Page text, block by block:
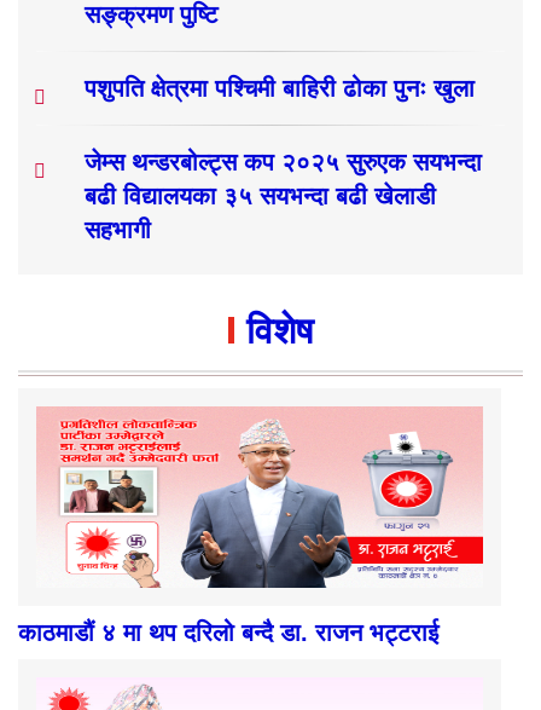
सङ्क्रमण पुष्टि
पशुपति क्षेत्रमा पश्चिमी बाहिरी ढोका पुनः खुला
जेम्स थन्डरबोल्ट्स कप २०२५ सुरुएक सयभन्दा
बढी विद्यालयका ३५ सयभन्दा बढी खेलाडी
सहभागी
विशेष
काठमाडौं ४ मा थप दरिलो बन्दै डा. राजन भट्टराई